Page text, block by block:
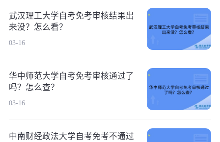
武汉理工大学自考免考审核结果出
来没？怎么看？
03-16
华中师范大学自考免考审核通过了
吗？怎么查？
03-16
中南财经政法大学自考免考不通过